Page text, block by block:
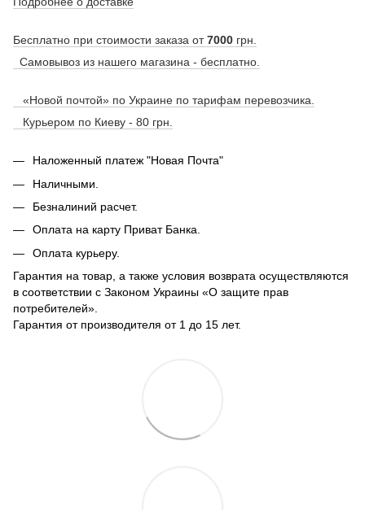
Бесплатно при стоимости заказа от7000 грн.
Самовывоз из нашего магазина - бесплатно.
«Новой почтой» по Украине по тарифам перевозчика.
Курьером по Киеву - 80 грн.
Наложенный платеж "Новая Почта"
Наличными.
Безналиний расчет.
Оплата на карту Приват Банка.
Оплата курьеру.
Гарантия на товар, а также условия возврата осуществляются
в соответствии с Законом Украины «О защите прав
потребителей».
Гарантия от производителя от 1 до 15 лет.